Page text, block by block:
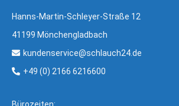
Hanns-Martin-Schleyer-Straße 12
41199 Mönchengladbach
kundenservice@schlauch24.de
+49 (0) 2166 6216600
Bürozeiten: